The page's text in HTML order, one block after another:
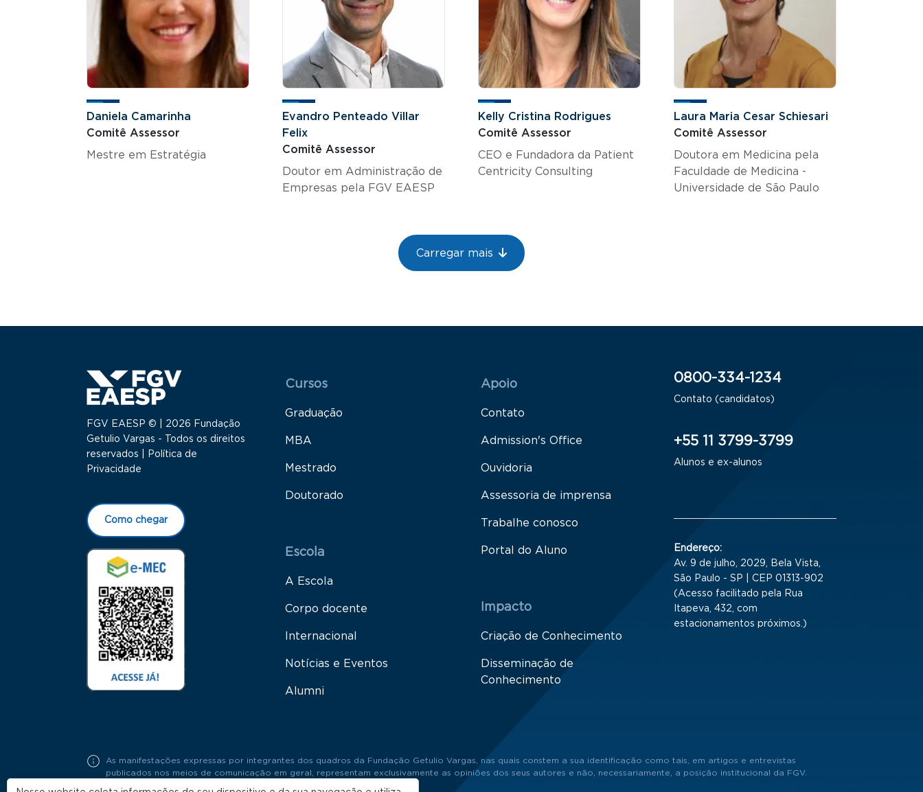
Daniela Camarinha
Comitê Assessor
Mestre em Estratégia
Evandro Penteado Villar
Felix
Comitê Assessor
Doutor em Administração de
Empresas pela FGV EAESP
Kelly Cristina Rodrigues
Comitê Assessor
CEO e Fundadora da Patient
Centricity Consulting
Laura Maria Cesar Schiesari
Comitê Assessor
Doutora em Medicina pela
Faculdade de Medicina -
Universidade de São Paulo
Carregar mais
FGV EAESP © | 2026 Fundação
Getulio Vargas - Todos os direitos
reservados |
Política de
Privacidade
Como chegar
Menu Rodapé 1
Cursos
Graduação
MBA
Mestrado
Doutorado
Escola
A Escola
Corpo docente
Internacional
Notícias e Eventos
Alumni
Rodapé 2
Apoio
Contato
Admission's Office
Ouvidoria
Assessoria de imprensa
Trabalhe conosco
Portal do Aluno
Impacto
Criação de Conhecimento
Disseminação de
Conhecimento
0800-334-1234
Contato (candidatos)
+55 11 3799-3799
Alunos e ex-alunos
Endereço:
Av. 9 de julho, 2029, Bela Vista,
São Paulo - SP | CEP 01313-902
(Acesso facilitado pela Rua
Itapeva, 432, com
estacionamentos próximos.)
As manifestações expressas por integrantes dos quadros da Fundação Getulio Vargas, nas quais constem a sua identificação como tais, em artigos e entrevistas
publicados nos meios de comunicação em geral, representam exclusivamente as opiniões dos seus autores e não, necessariamente, a posição institucional da FGV.